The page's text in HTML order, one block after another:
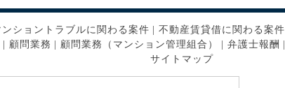
ンショントラブルに関わる案件 不動産賃貸借に関わる案件
顧問業務 顧問業務（マンション管理組合） 弁護士報酬
サイトマップ